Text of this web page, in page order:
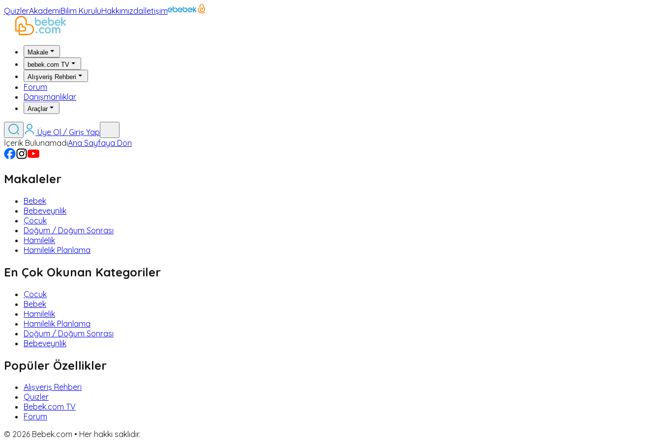
QuizlerAkademiBilim KuruluHakkımızdaİletişim
Makale
bebek.com TV
Alışveriş Rehberi
Forum
Danışmanlıklar
Araçlar
Üye Ol / Giriş Yap
İçerik BulunamadıAna Sayfaya Dön
Makaleler
Bebek
Bebeveynlik
Çocuk
Doğum / Doğum Sonrası
Hamilelik
Hamilelik Planlama
En Çok Okunan Kategoriler
Çocuk
Bebek
Hamilelik
Hamilelik Planlama
Doğum / Doğum Sonrası
Bebeveynlik
Popüler Özellikler
Alışveriş Rehberi
Quizler
Bebek.com TV
Forum
© 2026 Bebek.com • Her hakkı saklıdır.